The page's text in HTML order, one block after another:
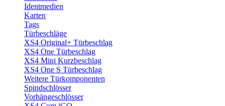
Identmedien
Karten
Tags
Türbeschläge
XS4 Original+ Türbeschlag
XS4 One Türbeschlag
XS4 Mini Kurzbeschlag
XS4 One S Türbeschlag
Weitere Türkomponenten
Spindschlösser
Vorhängeschlösser